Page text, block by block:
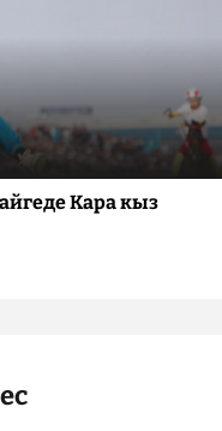
Кара кыз